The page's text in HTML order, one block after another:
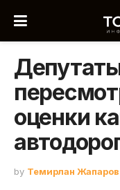
оценки
by Темирлан Жапаров